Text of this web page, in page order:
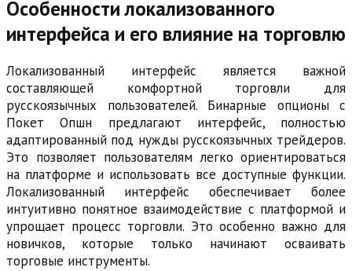
Особенности локализованного
интерфейса и его влияние на торговлю
Локализованный интерфейс является важной
составляющей комфортной торговли для
русскоязычных пользователей. Бинарные опционы с
Покет Опшн предлагают интерфейс, полностью
адаптированный под нужды русскоязычных трейдеров.
Это позволяет пользователям легко ориентироваться
на платформе и использовать все доступные функции.
Локализованный интерфейс обеспечивает более
интуитивно понятное взаимодействие с платформой и
упрощает процесс торговли. Это особенно важно для
новичков, которые только начинают осваивать
торговые инструменты.